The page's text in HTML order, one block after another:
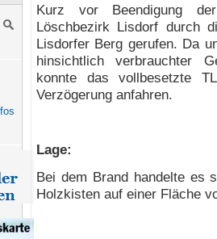
Kurz vor Beendigung
Löschbezirk Lisdorf durch
Lisdorfer Berg gerufen. Da
hinsichtlich verbrauchter
konnte das vollbesetzte
Verzögerung anfahren.
Lage:
Bei dem Brand handelte es
Holzkisten auf einer Fläche